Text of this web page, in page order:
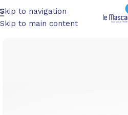
Skip to navigation
Skip to main content
Accueil/Art de la table Vaisselle